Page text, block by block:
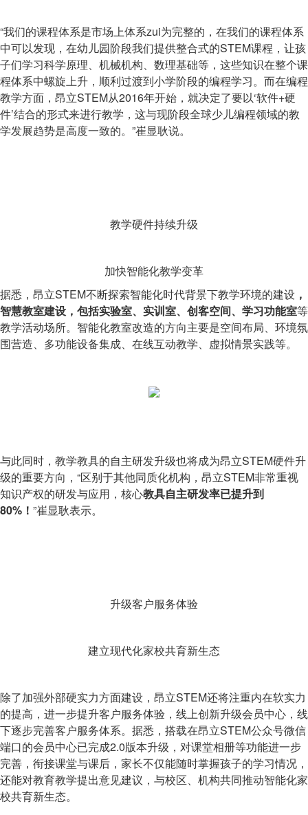
“我们的课程体系是市场上体系zui为完整的，在我们的课程体系
中可以发现，在幼儿园阶段我们提供整合式的STEM课程，让孩
子们学习科学原理、机械机构、数理基础等，这些知识在整个课
程体系中螺旋上升，顺利过渡到小学阶段的编程学习。而在编程
教学方面，昂立STEM从2016年开始，就决定了要以‘软件+硬
件’结合的形式来进行教学，这与现阶段全球少儿编程领域的教
学发展趋势是高度一致的。”崔显耿说。
教学硬件持续升级
加快智能化教学变革
据悉，昂立STEM不断探索智能化时代背景下教学环境的建设 ，
智慧教室建设 ，包括实验室、实训室、创客空间、学习功能室等
教学活动场所。智能化教室改造的方向主要是空间布局、环境氛
围营造、多功能设备集成、在线互动教学、虚拟情景实践等。
与此同时，教学教具的自主研发升级也将成为昂立STEM硬件升
级的重要方向，“区别于其他同质化机构，昂立STEM非常重视
知识产权的研发与应用，核心教具自主研发率已提升到
80%！ ”崔显耿表示。
升级客户服务体验
建立现代化家校共育新生态
除了加强外部硬实力方面建设，昂立STEM还将注重内在软实力
的提高，进一步提升客户服务体验，线上创新升级会员中心，线
下逐步完善客户服务体系。据悉，搭载在昂立STEM公众号微信
端口的会员中心已完成2.0版本升级，对课堂相册等功能进一步
完善，衔接课堂与课后，家长不仅能随时掌握孩子的学习情况，
还能对教育教学提出意见建议，与校区、机构共同推动智能化家
校共育新生态。